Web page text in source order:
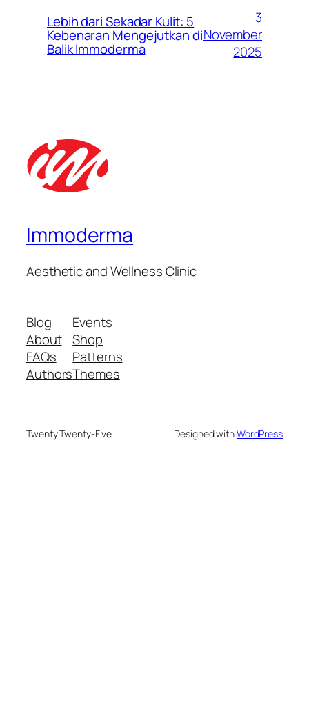
Lebih dari Sekadar Kulit: 5
Kebenaran Mengejutkan di
Balik Immoderma
3
November
2025
Immoderma
Aesthetic and Wellness Clinic
Blog
About
FAQs
Authors
Events
Shop
Patterns
Themes
Twenty Twenty-Five Designed withWordPress